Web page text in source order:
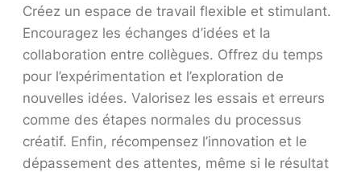
Créez un espace de travail flexible et stimulant.
Encouragez les échanges d’idées et la
collaboration entre collègues. Offrez du temps
pour l’expérimentation et l’exploration de
nouvelles idées. Valorisez les essais et erreurs
comme des étapes normales du processus
créatif. Enfin, récompensez l’innovation et le
dépassement des attentes, même si le résultat